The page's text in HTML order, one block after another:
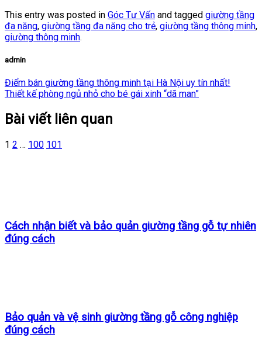
This entry was posted in Góc Tư Vấn and tagged giường tầng
đa năng, giường tầng đa năng cho trẻ, giường tầng thông minh,
giường thông minh.
admin
Điểm bán giường tầng thông minh tại Hà Nội uy tín nhất!
Thiết kế phòng ngủ nhỏ cho bé gái xinh “dã man”
Bài viết liên quan
1 2 … 100 101
Cách nhận biết và bảo quản giường tầng gỗ tự nhiên
đúng cách
Bảo quản và vệ sinh giường tầng gỗ công nghiệp
đúng cách